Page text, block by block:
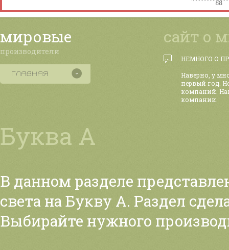
мировые
производители
сайт о
НЕМНОГО О
Наверно, у
первый год.
компаний.
компании.
Буква А
В данном разделе
света на Букву А. Раздел
Выбирайте нужного